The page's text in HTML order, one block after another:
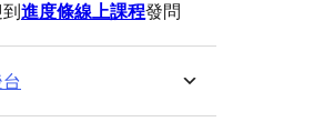
進度條線上課程發問